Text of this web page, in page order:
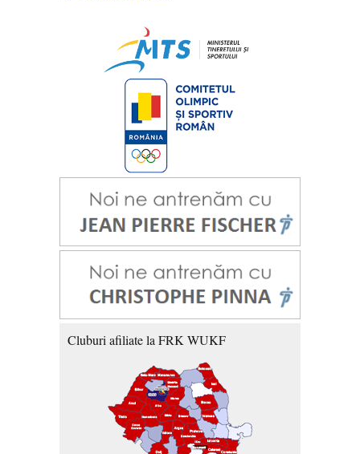
Cluburi afiliate la FRK WUKF